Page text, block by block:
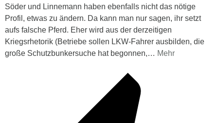
Söder und Linnemann haben ebenfalls nicht das nötige
Profil, etwas zu ändern. Da kann man nur sagen, ihr setzt
aufs falsche Pferd. Eher wird aus der derzeitigen
Kriegsrhetorik (Betriebe sollen LKW-Fahrer ausbilden, die
große Schutzbunkersuche hat begonnen,… Mehr